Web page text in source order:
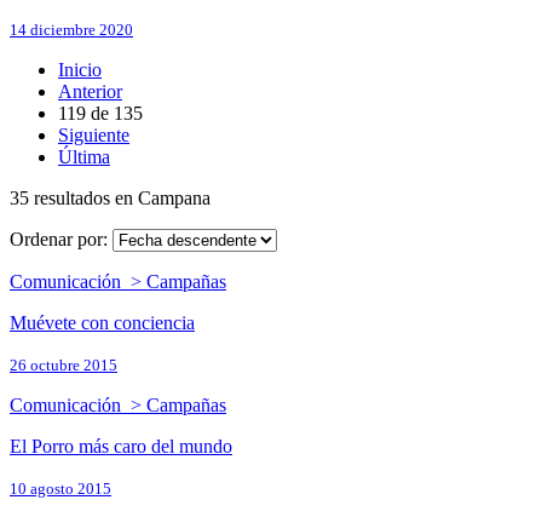
14 diciembre 2020
Inicio
Anterior
119 de 135
Siguiente
Última
35 resultados en Campana
Ordenar por:
Comunicación > Campañas
Muévete con conciencia
26 octubre 2015
Comunicación > Campañas
El Porro más caro del mundo
10 agosto 2015